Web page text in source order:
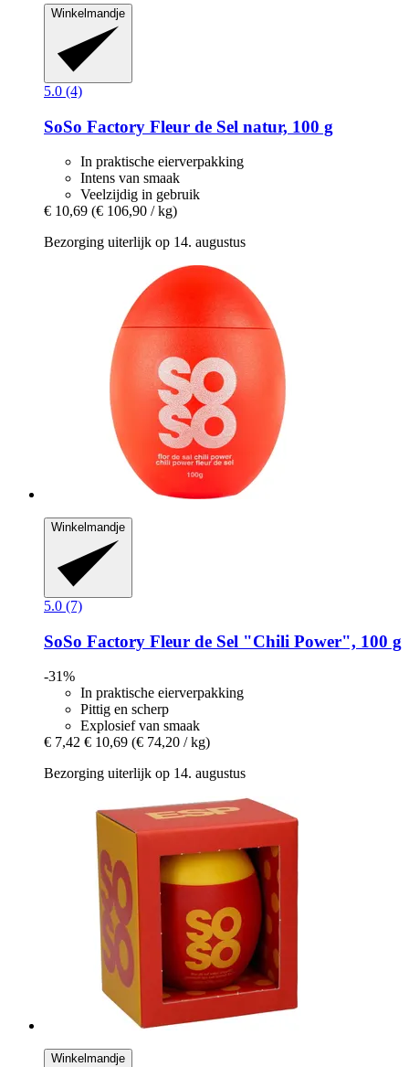
Winkelmandje
5.0 (4)
SoSo Factory Fleur de Sel natur, 100 g
In praktische eierverpakking
Intens van smaak
Veelzijdig in gebruik
€ 10,69 (€ 106,90 / kg)
Bezorging uiterlijk op 14. augustus
Winkelmandje
5.0 (7)
SoSo Factory Fleur de Sel "Chili Power", 100 g
-31%
In praktische eierverpakking
Pittig en scherp
Explosief van smaak
€ 7,42 € 10,69 (€ 74,20 / kg)
Bezorging uiterlijk op 14. augustus
Winkelmandje